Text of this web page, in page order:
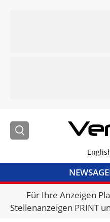
NEWS
Für Ihre Anzeigen
Stellenanzeigen PRINT